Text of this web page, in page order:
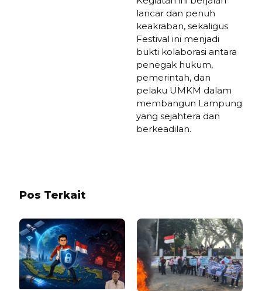
lancar dan penuh
keakraban, sekaligus
Festival ini menjadi
bukti kolaborasi antara
penegak hukum,
pemerintah, dan
pelaku UMKM dalam
membangun Lampung
yang sejahtera dan
berkeadilan.
Pos Terkait